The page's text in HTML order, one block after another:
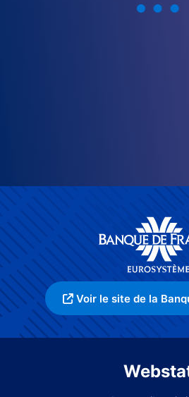
Voir le site de la